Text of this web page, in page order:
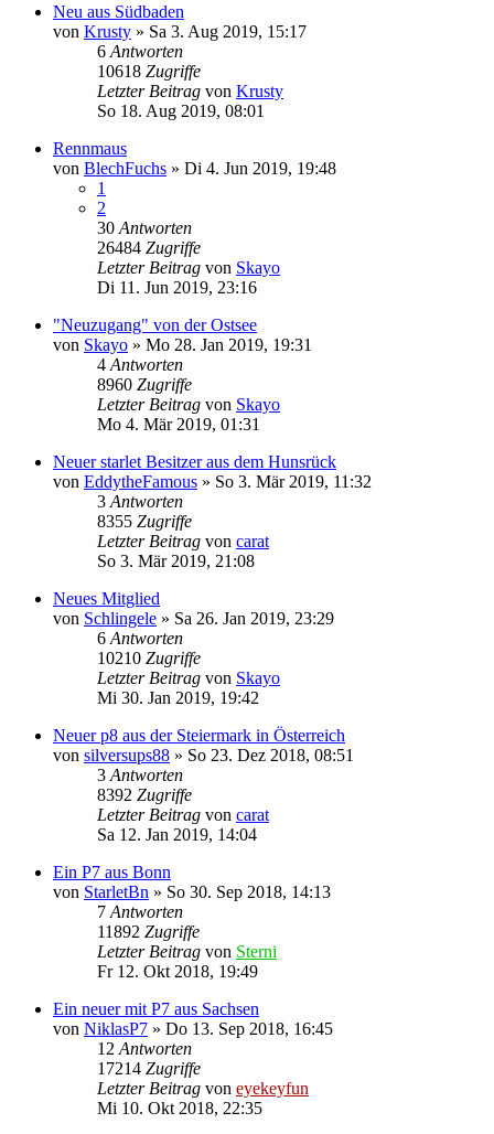
Neu aus Südbaden
von Krusty » Sa 3. Aug 2019, 15:17
6 Antworten
10618 Zugriffe
Letzter Beitrag von Krusty
So 18. Aug 2019, 08:01
Rennmaus
von BlechFuchs » Di 4. Jun 2019, 19:48
1
2
30 Antworten
26484 Zugriffe
Letzter Beitrag von Skayo
Di 11. Jun 2019, 23:16
"Neuzugang" von der Ostsee
von Skayo » Mo 28. Jan 2019, 19:31
4 Antworten
8960 Zugriffe
Letzter Beitrag von Skayo
Mo 4. Mär 2019, 01:31
Neuer starlet Besitzer aus dem Hunsrück
von EddytheFamous » So 3. Mär 2019, 11:32
3 Antworten
8355 Zugriffe
Letzter Beitrag von carat
So 3. Mär 2019, 21:08
Neues Mitglied
von Schlingele » Sa 26. Jan 2019, 23:29
6 Antworten
10210 Zugriffe
Letzter Beitrag von Skayo
Mi 30. Jan 2019, 19:42
Neuer p8 aus der Steiermark in Österreich
von silversups88 » So 23. Dez 2018, 08:51
3 Antworten
8392 Zugriffe
Letzter Beitrag von carat
Sa 12. Jan 2019, 14:04
Ein P7 aus Bonn
von StarletBn » So 30. Sep 2018, 14:13
7 Antworten
11892 Zugriffe
Letzter Beitrag von Sterni
Fr 12. Okt 2018, 19:49
Ein neuer mit P7 aus Sachsen
von NiklasP7 » Do 13. Sep 2018, 16:45
12 Antworten
17214 Zugriffe
Letzter Beitrag von eyekeyfun
Mi 10. Okt 2018, 22:35